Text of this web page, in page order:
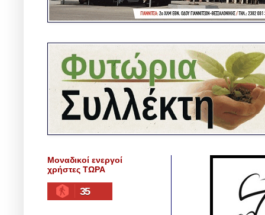
Μοναδικοί ενεργοί
χρήστες ΤΩΡΑ
35